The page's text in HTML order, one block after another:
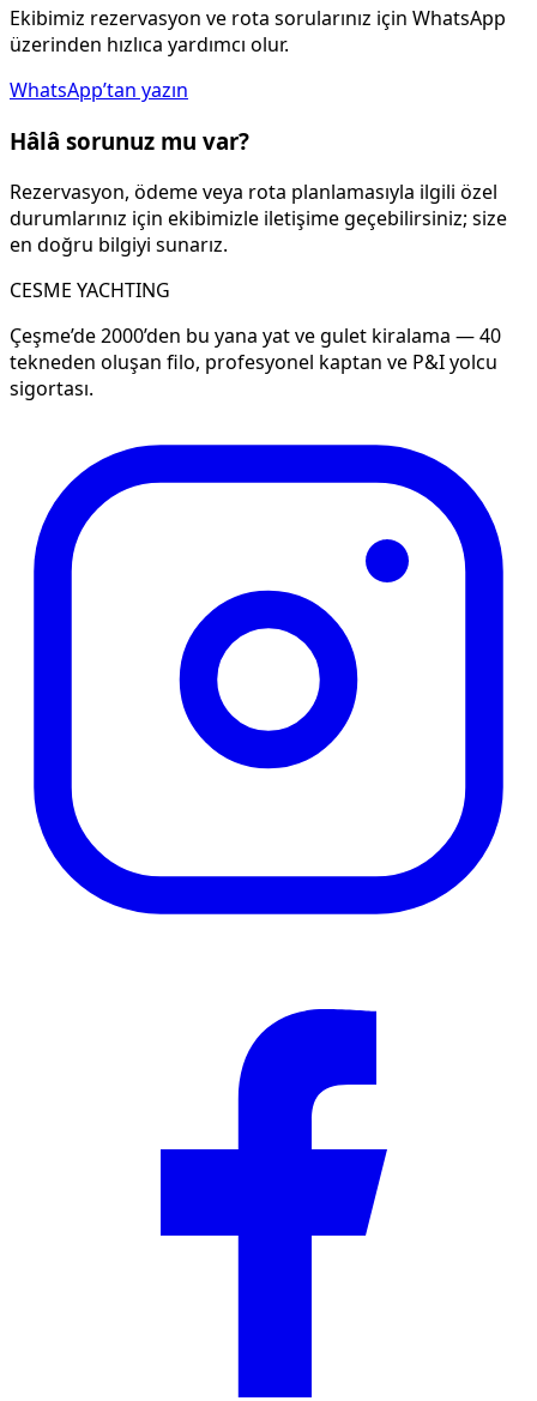
Ekibimiz rezervasyon ve rota sorularınız için WhatsApp
üzerinden hızlıca yardımcı olur.
WhatsApp’tan yazın
Hâlâ sorunuz mu var?
Rezervasyon, ödeme veya rota planlamasıyla ilgili özel
durumlarınız için ekibimizle iletişime geçebilirsiniz; size
en doğru bilgiyi sunarız.
CESME YACHTING
Çeşme’de 2000’den bu yana yat ve gulet kiralama — 40
tekneden oluşan filo, profesyonel kaptan ve P&I yolcu
sigortası.